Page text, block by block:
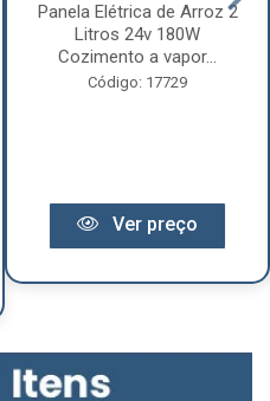
Panela Elétrica de Arroz 2
Litros 24v 180W
Cozimento a vapor...
Código: 17729
Ver preço